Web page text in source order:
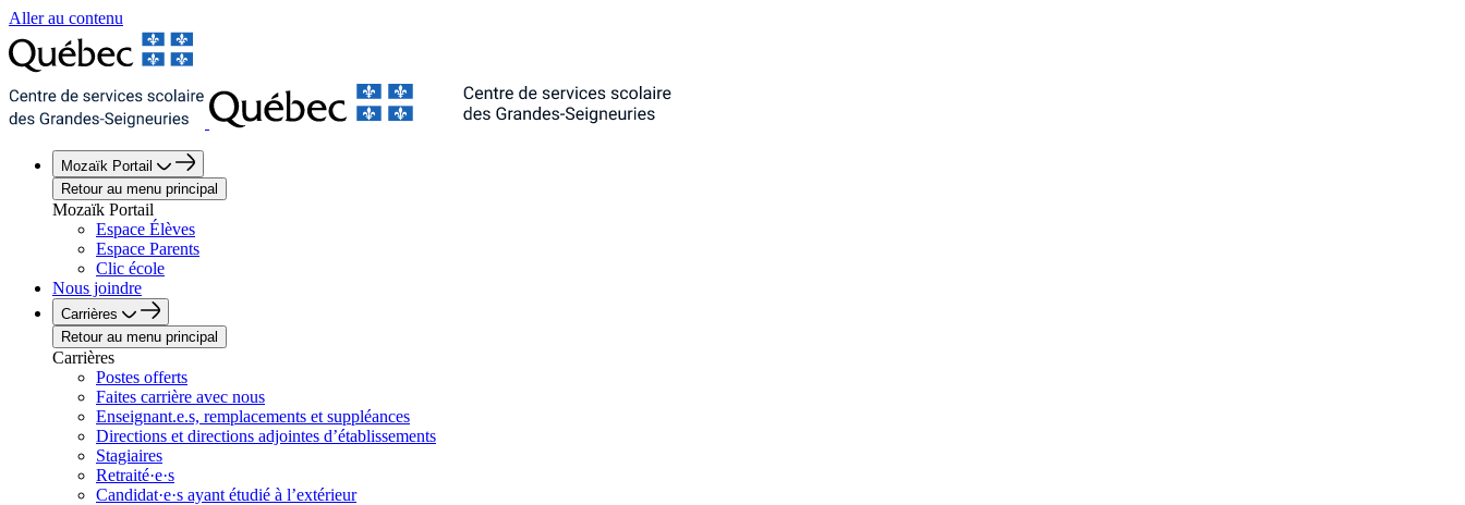
Aller au contenu
Mozaïk Portail
Retour au menu principal
Mozaïk Portail
Espace Élèves
Espace Parents
Clic école
Nous joindre
Carrières
Retour au menu principal
Carrières
Postes offerts
Faites carrière avec nous
Enseignant.e.s, remplacements et suppléances
Directions et directions adjointes d’établissements
Stagiaires
Retraité·e·s
Candidat·e·s ayant étudié à l’extérieur